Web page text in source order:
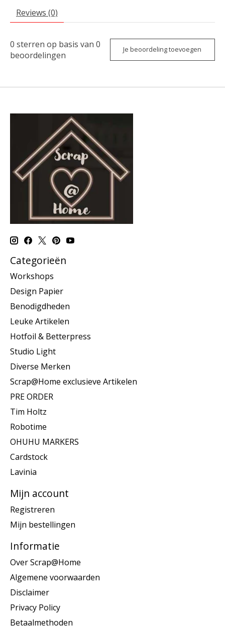
Reviews (0)
0 sterren op basis van 0
beoordelingen
Je beoordeling toevoegen
Categorieën
Workshops
Design Papier
Benodigdheden
Leuke Artikelen
Hotfoil & Betterpress
Studio Light
Diverse Merken
Scrap@Home exclusieve Artikelen
PRE ORDER
Tim Holtz
Robotime
OHUHU MARKERS
Cardstock
Lavinia
Mijn account
Registreren
Mijn bestellingen
Informatie
Over Scrap@Home
Algemene voorwaarden
Disclaimer
Privacy Policy
Betaalmethoden